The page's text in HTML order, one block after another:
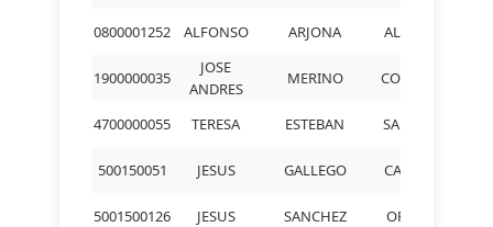
0800001252 ALFONSO ARJONA ALCAZAR
1900000035
JOSE
ANDRES
MERINO COLLADO
4700000055 TERESA ESTEBAN SAN JOSE
500150051 JESUS GALLEGO CATALAN
5001500126 JESUS SANCHEZ ORTEGA